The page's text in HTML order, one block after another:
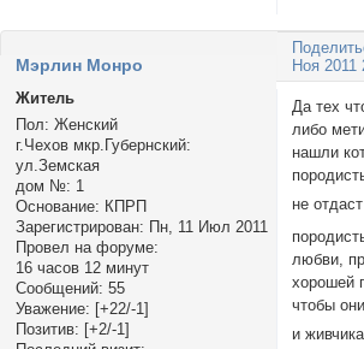
Ноя 2011
Мэрлин Монро
Житель
Пол: Женский
г.Чехов мкр.Губернский:
ул.Земская
дом №: 1
Основание: КПРП
Зарегистрирован: Пн, 11 Июл 2011
Провел на форуме:
16 часов 12 минут
Сообщений: 55
Уважение: [+22/-1]
Позитив: [+2/-1]
Да тех
либо
нашли
не
любви,
хорошей
чтобы
и